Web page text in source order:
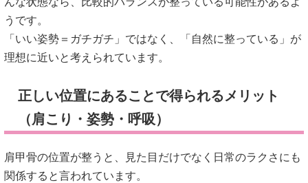
うです。
「いい姿勢＝ガチガチ」ではなく、「自然に整っている」が
理想に近いと考えられています。
正しい位置にあることで得られるメリット
（肩こり・姿勢・呼吸）
肩甲骨の位置が整うと、見た目だけでなく日常のラクさにも
関係すると言われています。